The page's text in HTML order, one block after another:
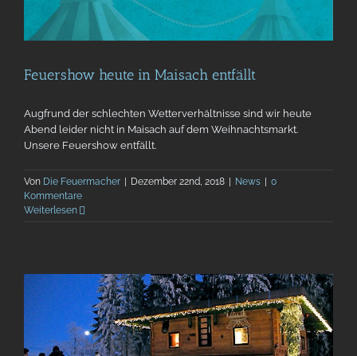
Feuershow heute in Maisach entfällt
Augfrund der schlechten Wetterverhältnisse sind wir heute
Abend leider nicht in Maisach auf dem Weihnachtsmarkt.
Unsere Feuershow entfällt.
Von Die Feuermacher Dezember 22nd, 2018 News
0
Kommentare
Weiterlesen